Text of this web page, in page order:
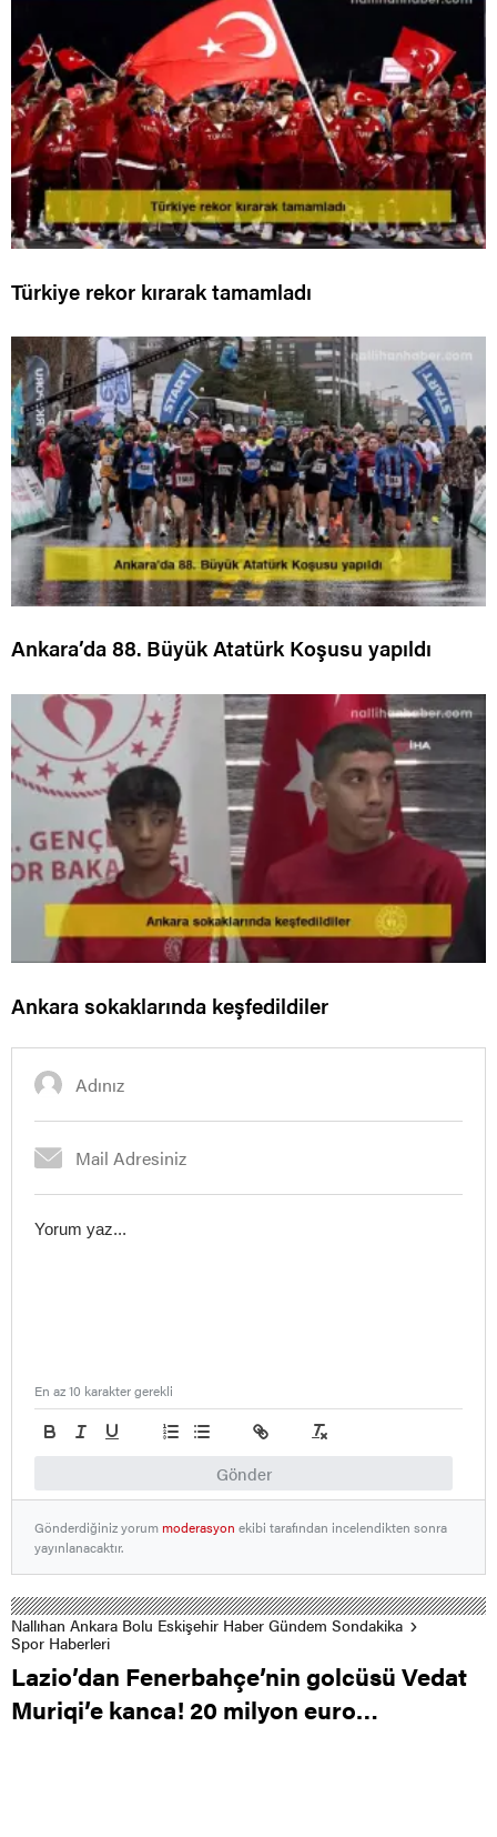
Türkiye rekor kırarak tamamladı
Ankara’da 88. Büyük Atatürk Koşusu yapıldı
Ankara sokaklarında keşfedildiler
Gönder
En az 10 karakter gerekli
Gönderdiğiniz yorummoderasyon ekibi tarafından incelendikten sonra
yayınlanacaktır.
Nallıhan Ankara Bolu Eskişehir Haber Gündem Sondakika
Spor Haberleri
Lazio’dan Fenerbahçe’nin golcüsü Vedat
Muriqi’e kanca! 20 milyon euro…